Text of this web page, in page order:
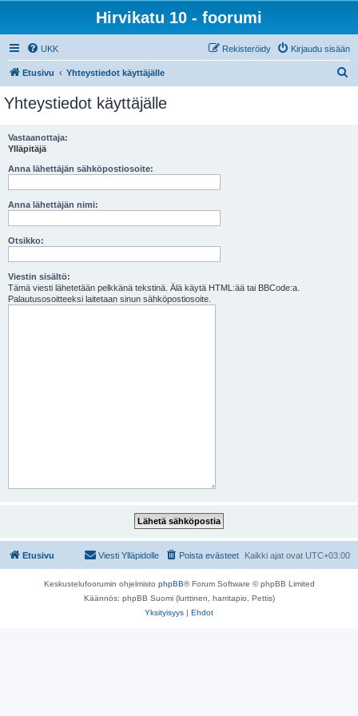
Hirvikatu 10 - foorumi
UKK Kirjaudu sisään
Rekisteröidy
Etusivu Yhteystiedot käyttäjälle
Yhteystiedot käyttäjälle
Vastaanottaja:
Ylläpitäjä
Anna lähettäjän sähköpostiosoite:
Anna lähettäjän nimi:
Otsikko:
Viestin sisältö:
Tämä viesti lähetetään pelkkänä tekstinä. Älä käytä HTML:ää tai BBCode:a.
Palautusosoitteeksi laitetaan sinun sähköpostiosoite.
Etusivu Kaikki ajat ovat UTC+03:00
Poista evästeet
Viesti Ylläpidolle
Keskustelufoorumin ohjelmisto phpBB® Forum Software © phpBB Limited
Käännös: phpBB Suomi (lurttinen, harritapio, Pettis)
Yksityisyys | Ehdot